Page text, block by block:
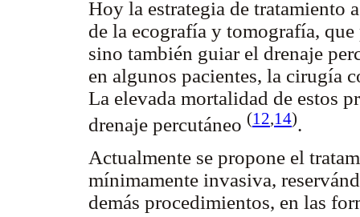
Hoy la estrategia de tratamiento
de la ecografía y tomografía,
sino también guiar el drenaje
en algunos pacientes, la cirugía
La elevada mortalidad de estos
drenaje percutáneo (12,14).
Actualmente se propone el
mínimamente invasiva,
demás procedimientos, en las